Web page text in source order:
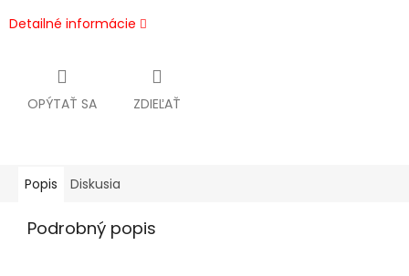
Detailné informácie
OPÝTAŤ SA ZDIEĽAŤ
Popis Diskusia
Podrobný popis